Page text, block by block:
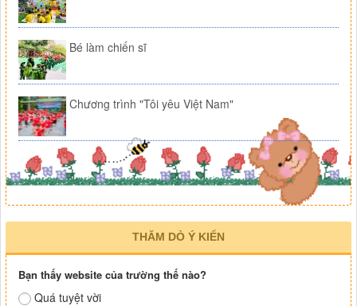
Bé làm chiến sĩ
Chương trình "Tôi yêu Việt Nam"
THĂM DÒ Ý KIẾN
Bạn thấy website của trường thế nào?
Quá tuyệt vời